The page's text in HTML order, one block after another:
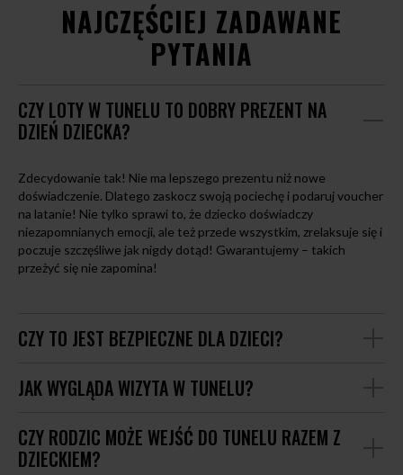
NAJCZĘŚCIEJ ZADAWANE
PYTANIA
CZY LOTY W TUNELU TO DOBRY PREZENT NA
DZIEŃ DZIECKA?
Zdecydowanie tak! Nie ma lepszego prezentu niż nowe
doświadczenie. Dlatego zaskocz swoją pociechę i podaruj voucher
na latanie! Nie tylko sprawi to, że dziecko doświadczy
niezapomnianych emocji, ale też przede wszystkim, zrelaksuje się i
poczuje szczęśliwe jak nigdy dotąd! Gwarantujemy – takich
przeżyć się nie zapomina!
CZY TO JEST BEZPIECZNE DLA DZIECI?
JAK WYGLĄDA WIZYTA W TUNELU?
CZY RODZIC MOŻE WEJŚĆ DO TUNELU RAZEM Z
DZIECKIEM?